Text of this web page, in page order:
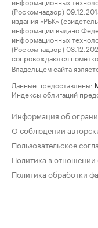
(Роскомнадзор)
издания «РБК»
информации выдано
информационных
(Роскомнадзор)
сопровождаются
Владельцем сайта
Данные предоставлены:
Индексы облигаций
Информация об
О соблюдении
Пользовательское
Политика в
Политика обработки